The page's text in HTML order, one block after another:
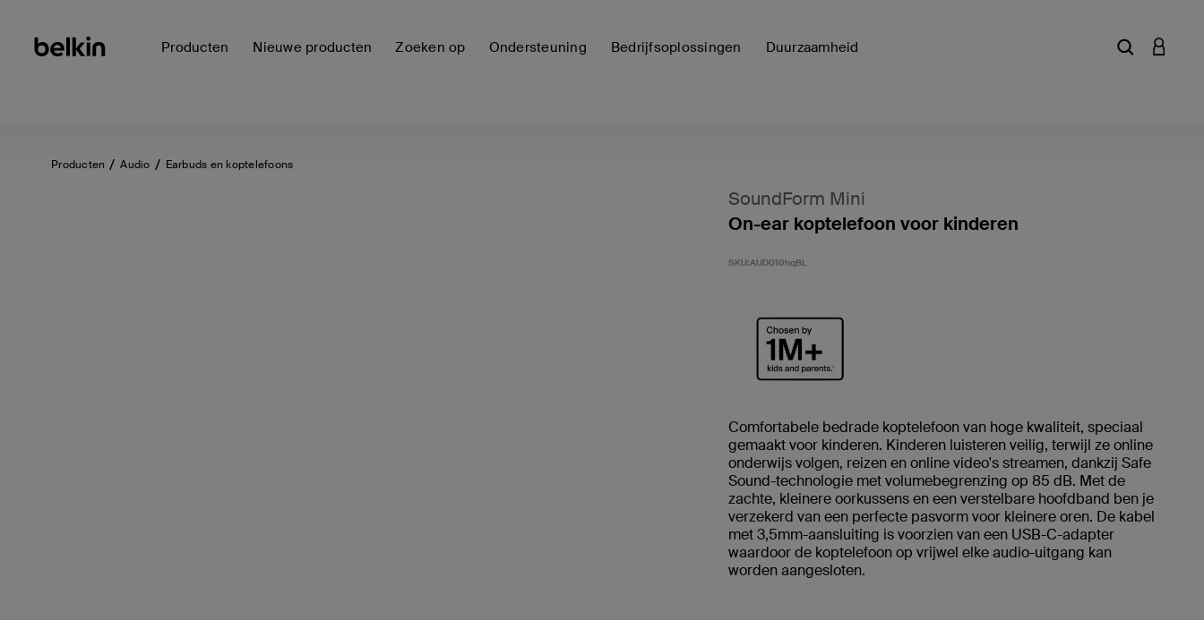
Producten Nieuwe producten Zoeken op Ondersteuning Bedrijfsoplossingen Duurzaamheid Zoekterm of
Producten Audio Earbuds en koptelefoons
SoundForm Mini
On-ear koptelefoon voor kinderen
SKU:AUD010hqBL
Comfortabele bedrade koptelefoon van hoge kwaliteit, speciaal
gemaakt voor kinderen. Kinderen luisteren veilig, terwijl ze online
onderwijs volgen, reizen en online video's streamen, dankzij Safe
Sound-technologie met volumebegrenzing op 85 dB. Met de
zachte, kleinere oorkussens en een verstelbare hoofdband ben je
verzekerd van een perfecte pasvorm voor kleinere oren. De kabel
met 3,5mm-aansluiting is voorzien van een USB-C-adapter
waardoor de koptelefoon op vrijwel elke audio-uitgang kan
worden aangesloten.